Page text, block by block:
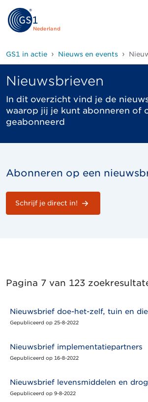
Nederland
GS1 in actie Nieuws en events
Nieuwsbrieven
In dit overzicht vind je de
waarop jij je kunt abonneren of
geabonneerd
Abonneren op een
Schrijf je direct in!
Pagina 7 van 123
Nieuwsbrief doe-het-zelf, tuin en
Gepubliceerd op 25-8-2022
Nieuwsbrief implementatiepartners
Gepubliceerd op 16-8-2022
Nieuwsbrief levensmiddelen en
Gepubliceerd op 9-8-2022